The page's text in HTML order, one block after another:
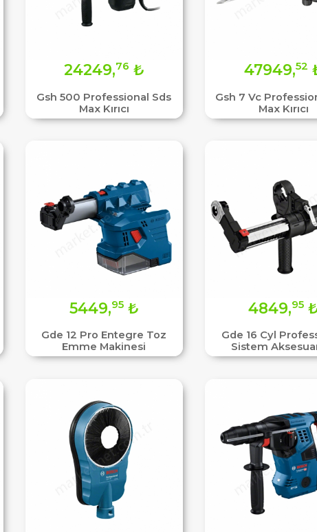
Gsh 500 Professional Sds
Max Kırıcı
24249,76 ₺
Gsh 7 Vc
Max Kırıcı
47949,52
Gde 12 Pro Entegre Toz
Emme Makinesi
5449,95₺
Gde 16 Cyl
Sistem
4849,95